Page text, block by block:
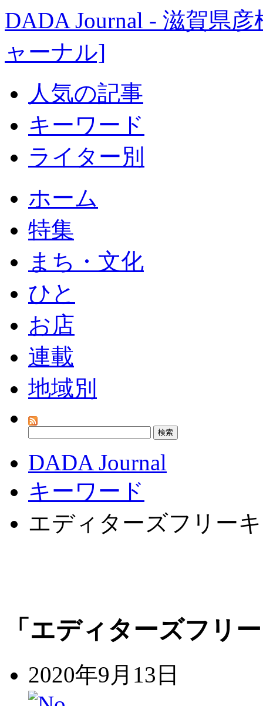
DADA Journal - 滋賀県
ャーナル]
人気の記事
キーワード
ライター別
ホーム
特集
まち・文化
ひと
お店
連載
地域別
DADA Journal
キーワード
エディターズフリー
「エディターズフリ
2020年9月13日